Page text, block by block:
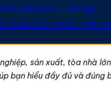
– Hà Nội
Quan Khu Vực II – TP.
sản xuất, tòa nhà
bạn hiểu đầy đủ và đúng